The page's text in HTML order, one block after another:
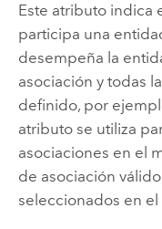
Este atributo indica
participa una
desempeña la
asociación y todas
definido, por
atributo se utiliza
asociaciones en el
de asociación
seleccionados en el